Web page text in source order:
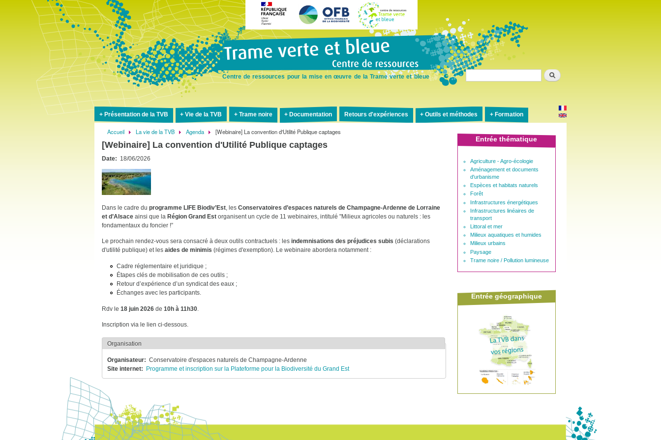
au
contenu
Centre de ressources pour la mise en œuvre de la Trame verte et bleue
Présentation de la TVB Vie de la TVB Trame noire Documentation Retours d'expériences Outils et méthodes Formation
Fil
d'Ariane
Accueil La vie de la TVB Agenda [Webinaire] La convention d'Utilité Publique captages
[Webinaire] La convention d'Utilité Publique captages
Date 18/06/2026
Dans le cadre du programme LIFE Biodiv’Est, les Conservatoires d’espaces naturels de Champagne-Ardenne de Lorraine
et d’Alsace ainsi que la Région Grand Est organisent un cycle de 11 webinaires, intitulé "Milieux agricoles ou naturels : les
fondamentaux du foncier !”
Le prochain rendez-vous sera consacré à deux outils contractuels : les indemnisations des préjudices subis (déclarations
d'utilité publique) et les aides de minimis (régimes d'exemption). Le webinaire abordera notamment :
Cadre réglementaire et juridique ;
Étapes clés de mobilisation de ces outils ;
Retour d’expérience d’un syndicat des eaux ;
Échanges avec les participants.
Rdv le 18 juin 2026 de 10h à 11h30
Inscription via le lien ci-dessous.
Organisation
Organisateur
Conservatoire d'espaces naturels de Champagne-Ardenne
Site internet
Programme et inscription sur la Plateforme pour la Biodiversité du Grand Est
Entrée thématique
Agriculture - Agro-écologie
Aménagement et documents
d'urbanisme
Espèces et habitats naturels
Forêt
Infrastructures énergétiques
Infrastructures linéaires de
transport
Littoral et mer
Milieux aquatiques et humides
Milieux urbains
Paysage
Trame noire / Pollution lumineuse
Entrée géographique